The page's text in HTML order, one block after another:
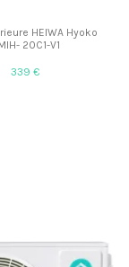
HEIWA Hyoko
20C1-V1
339 €